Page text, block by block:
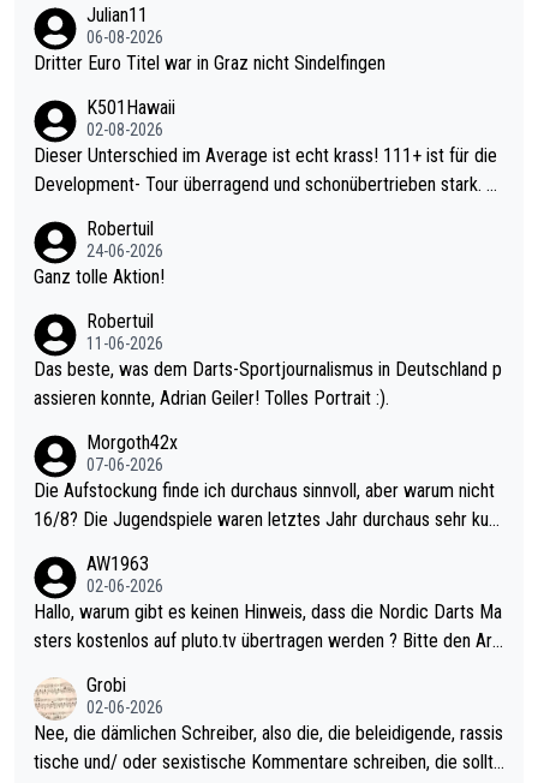
Julian11
06-08-2026
Dritter Euro Titel war in Graz nicht Sindelfingen
K501Hawaii
02-08-2026
Dieser Unterschied im Average ist echt krass! 111+ ist für die
Development- Tour überragend und schonübertrieben stark. U
mal 40+ erst recht. Da gewinnst keinen Blumentopf - ist ja noc
h krasser wie ein Pokalspiel eines Kreisligisten vs einem Bund
Robertuil
24-06-2026
Ganz tolle Aktion!
Robertuil
11-06-2026
Das beste, was dem Darts-Sportjournalismus in Deutschland p
assieren konnte, Adrian Geiler! Tolles Portrait :).
Morgoth42x
07-06-2026
Die Aufstockung finde ich durchaus sinnvoll, aber warum nicht
16/8? Die Jugendspiele waren letztes Jahr durchaus sehr kurz
Allerdings ist Mitchell Lawrie als Nummer 1 der Welt eh qualifi
ziert. Somit ändert die automatische Qualifikation des Weltmei
sters erstmal nichts. Ich denke sie wollen damit für nächstes J
ohl wenig WDF Turniere spielen. Dies war bei Archie Self letzt
es Jahr der Fall. Er musste als amtierender Weltmeister durch
den Qualifier und ich glaube kaum, dass Mitchel sich das (in Ve
AW1963
02-06-2026
Hallo, warum gibt es keinen Hinweis, dass die Nordic Darts Ma
sters kostenlos auf pluto.tv übertragen werden ? Bitte den Arti
Grobi
02-06-2026
Nee, die dämlichen Schreiber, also die, die beleidigende, rassis
tische und/ oder sexistische Kommentare schreiben, die sollte